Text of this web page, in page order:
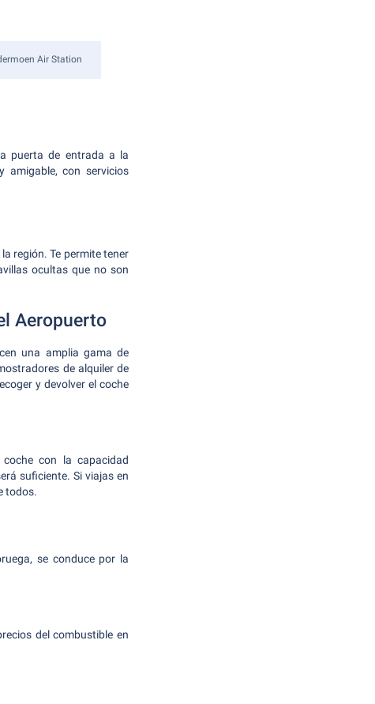
Air Station
puerta de entrada a la
amigable, con servicios
región. Te permite tener
ocultas que no son
Aeropuerto
una amplia gama de
de alquiler de
y devolver el coche
con la capacidad
suficiente. Si viajas en
todos.
se conduce por la
del combustible en